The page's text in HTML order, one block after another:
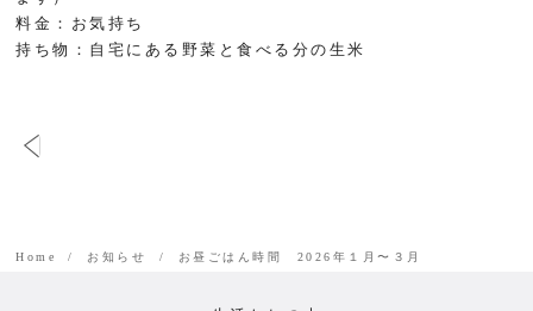
料金：お気持ち
持ち物：自宅にある野菜と食べる分の生米
Home お知らせ お昼ごはん時間 2026年１月〜３月